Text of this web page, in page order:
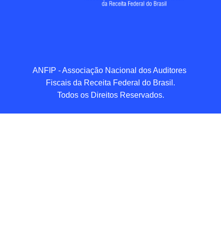
ANFIP - Associação Nacional dos Auditores
Fiscais da Receita Federal do Brasil.
Todos os Direitos Reservados.